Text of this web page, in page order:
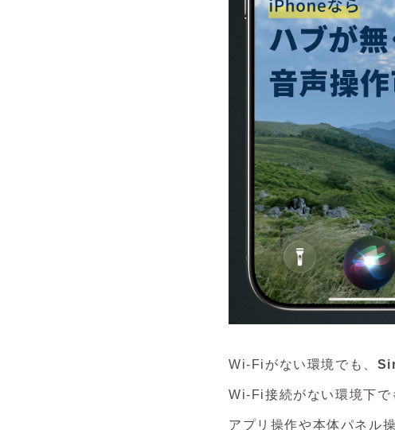
Wi-Fiがない環境でも、
Wi-Fi接続がない環境下で
アプリ操作や本体パネル